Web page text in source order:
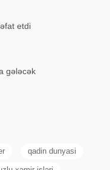
etdi
gələcək
qadin dunyasi